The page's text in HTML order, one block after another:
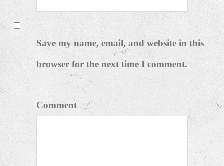
Leave a comment:
Name *
Email *